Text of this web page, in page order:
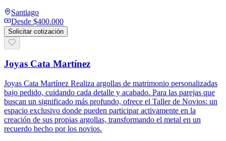
Santiago
Desde $400.000
Solicitar cotización
Joyas Cata Martínez
Joyas Cata Martínez Realiza argollas de matrimonio personalizadas
bajo pedido, cuidando cada detalle y acabado. Para las parejas que
buscan un significado más profundo, ofrece el Taller de Novios: un
espacio exclusivo donde pueden participar activamente en la
creación de sus propias argollas, transformando el metal en un
recuerdo hecho por los novios.